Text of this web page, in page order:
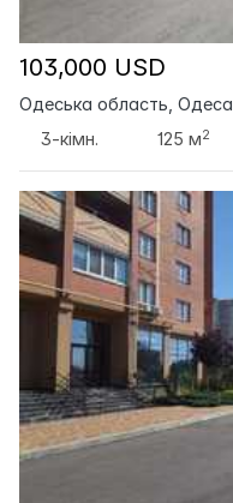
103,000 USD
Одеська область, Одеса
3-кімн.
125 м2